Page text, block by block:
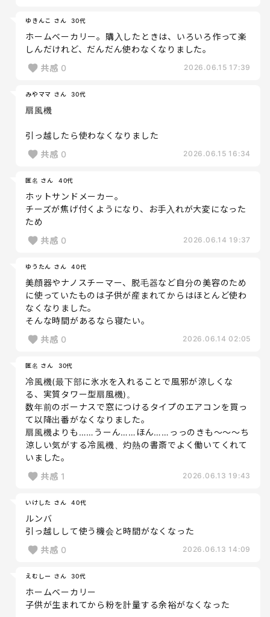
ゆきんこ さん 30代
ホームベーカリー。購入したときは、いろいろ作って楽
しんだけれど、だんだん使わなくなりました。
共感 0 2026.06.15 17:39
みやママ さん 30代
扇風機
引っ越したら使わなくなりました
共感 0 2026.06.15 16:34
匿名 さん 40代
ホットサンドメーカー。
チーズが焦げ付くようになり、お手入れが大変になった
ため
共感 0 2026.06.14 19:37
ゆうたん さん 40代
美顔器やナノスチーマー、脱毛器など自分の美容のため
に使っていたものは子供が産まれてからはほとんど使わ
なくなりました。
そんな時間があるなら寝たい。
共感 0 2026.06.14 02:05
匿名 さん 30代
冷風機(最下部に氷水を入れることで風邪が涼しくな
る、実質タワー型扇風機)。
数年前のボーナスで窓につけるタイプのエアコンを買っ
て以降出番がなくなりました。
扇風機よりも……うーん……ほん……っっのきも〜〜〜ち
涼しい気がする冷風機、灼熱の書斎でよく働いてくれて
いました。
共感 1 2026.06.13 19:43
いけした さん 40代
ルンバ
引っ越しして使う機会と時間がなくなった
共感 0 2026.06.13 14:09
えむしー さん 30代
ホームベーカリー
子供が生まれてから粉を計量する余裕がなくなった